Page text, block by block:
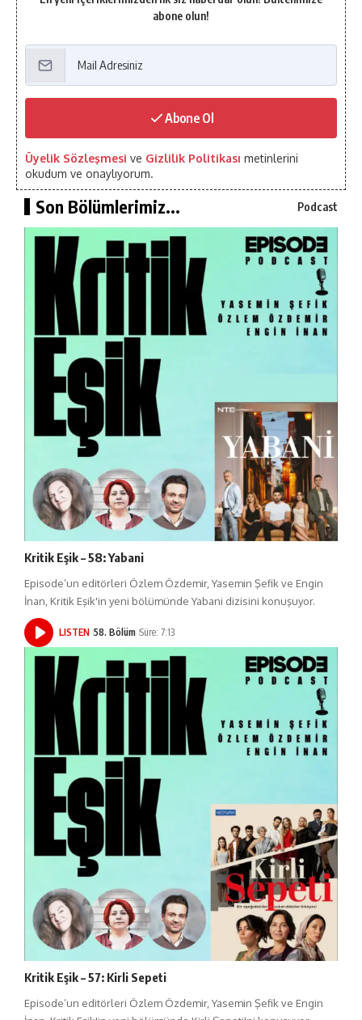
abone olun!
Abone Ol
Üyelik Sözleşmesi ve Gizlilik Politikası metinlerini
okudum ve onaylıyorum.
Son Bölümlerimiz... Podcast
Kritik Eşik – 58: Yabani
Episode’un editörleri Özlem Özdemir, Yasemin Şefik ve Engin
İnan, Kritik Eşik'in yeni bölümünde Yabani dizisini konuşuyor.
LISTEN 58. Bölüm Süre: 7:13
Kritik Eşik – 57: Kirli Sepeti
Episode’un editörleri Özlem Özdemir, Yasemin Şefik ve Engin